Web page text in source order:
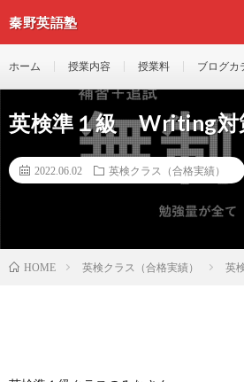
秦野英語塾
ホーム 授業内容 授業料 ブログカ
英検準１級 Writing対
2022.06.02 英検クラス（合格実績）
HOME 英検クラス（合格実績） 英